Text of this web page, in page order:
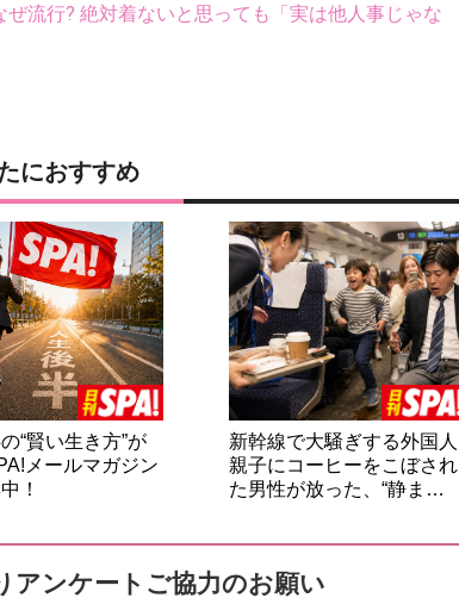
流行? 絶対着ないと思っても「実は他人事じゃな
におすすめ
“賢い生き方”が
メールマガジン
！
新幹線で大騒ぎする外国人
親子にコーヒーをこぼされ
た男性が放った、“静ま…